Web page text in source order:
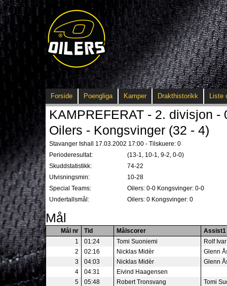
Forside Poengliga Kamper Drakthistorikk Liste
KAMPREFERAT - 2. divisjon -
Oilers - Kongsvinger (32 - 4)
Stavanger Ishall 17.03.2002 17:00 - Tilskuere: 0
Perioderesultat:
(13-1, 10-1, 9-2, 0-0)
Skuddstatistikk:
74-22
Utvisningsmin:
10-28
Special Teams:
Oilers: 0-0 Kongsvinger: 0-0
Undertallsmål:
Oilers: 0 Kongsvinger: 0
Mål
Mål nr Tid Målscorer
Assist1
1
01:24 Tomi Suoniemi
Rolf
2
02:16 Nicklas Midèr
Glenn
3
04:03 Nicklas Midèr
Glenn
4
04:31
Eivind Haagensen
5
05:48 Robert Tronsvang
Tomi